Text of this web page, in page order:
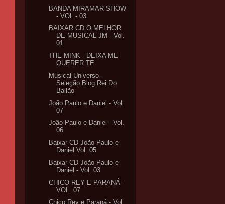
BANDA MIRAMAR SHOW
- VOL - 03
BAIXAR CD O MELHOR
DE MUSICAL JM - Vol.
01
THE MINK - DEIXA ME
QUERER TE
Musical Universo -
Seleção Blog Rei Do
Bailão
João Paulo e Daniel - Vol.
07
João Paulo e Daniel - Vol.
06
Baixar CD João Paulo e
Daniel Vol. 05
Baixar CD João Paulo e
Daniel - Vol. 03
CHICO REY E PARANÁ -
VOL. 07
Chico Rey e Paraná - Vol.